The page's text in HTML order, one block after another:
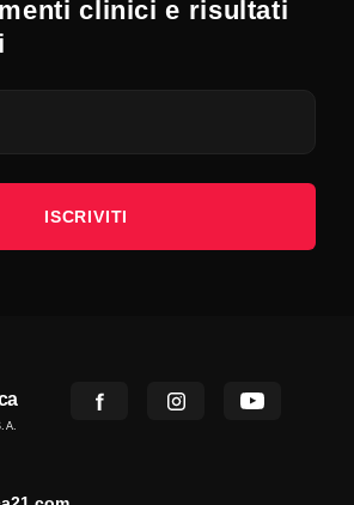
clinici e risultati
ISCRIVITI